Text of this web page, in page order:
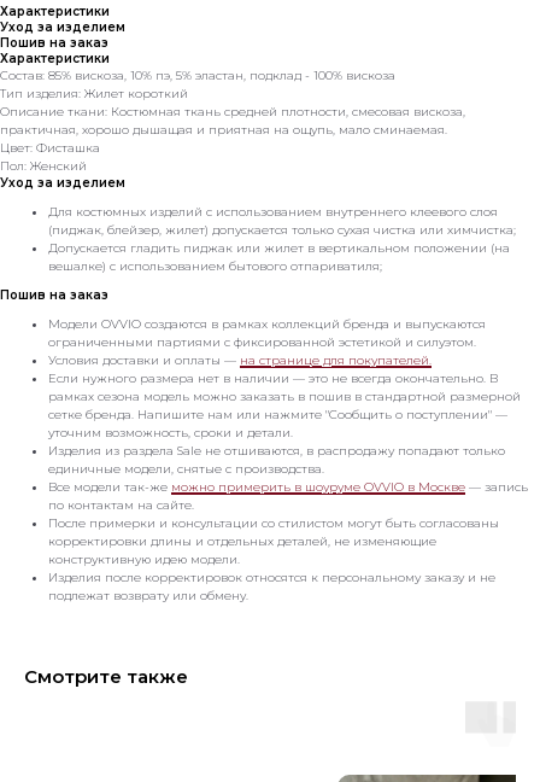
Характеристики
Уход за изделием
Пошив на заказ
Характеристики
Состав: 85% вискоза, 10% пэ, 5% эластан, подклад - 100% вискоза
Тип изделия: Жилет короткий
Описание ткани: Костюмная ткань средней плотности, смесовая вискоза,
практичная, хорошо дышащая и приятная на ощупь, мало сминаемая.
Цвет: Фисташка
Пол: Женский
Уход за изделием
Для костюмных изделий с использованием внутреннего клеевого слоя
(пиджак, блейзер, жилет) допускается только сухая чистка или химчистка;
Допускается гладить пиджак или жилет в вертикальном положении (на
вешалке) с использованием бытового отпариватиля;
Пошив на заказ
Модели OVVIO создаются в рамках коллекций бренда и выпускаются
ограниченными партиями с фиксированной эстетикой и силуэтом.
Условия доставки и оплаты — на странице для покупателей.
Если нужного размера нет в наличии — это не всегда окончательно. В
рамках сезона модель можно заказать в пошив в стандартной размерной
сетке бренда. Напишите нам или нажмите "Сообщить о поступлении" —
уточним возможность, сроки и детали.
Изделия из раздела Sale не отшиваются, в распродажу попадают только
единичные модели, снятые с производства.
Все модели так-же можно примерить в шоуруме OVVIO в Москве — запись
по контактам на сайте.
После примерки и консультации со стилистом могут быть согласованы
корректировки длины и отдельных деталей, не изменяющие
конструктивную идею модели.
Изделия после корректировок относятся к персональному заказу и не
подлежат возврату или обмену.
Смотрите также